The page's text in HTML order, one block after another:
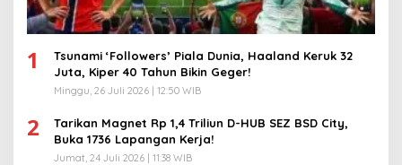
1
Tsunami ‘Followers’ Piala Dunia, Haaland Keruk 32
Juta, Kiper 40 Tahun Bikin Geger!
Minggu, 26 Juli 2026 | 12:50 WIB
2
Tarikan Magnet Rp 1,4 Triliun D-HUB SEZ BSD City,
Buka 1736 Lapangan Kerja!
Jumat, 24 Juli 2026 | 11:38 WIB